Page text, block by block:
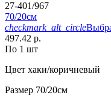
27-401/967
70/20см
checkmark_alt_circle
497.42 р.
По 1 шт
Цвет хаки/коричневый
Размер 70/20см